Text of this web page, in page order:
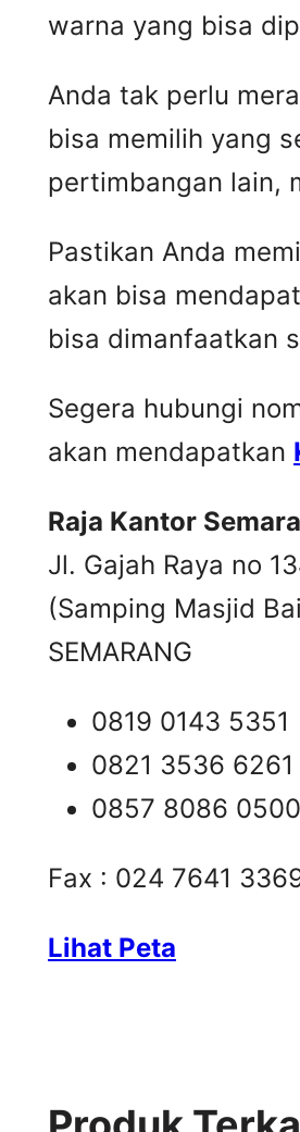
warna yang bisa
Anda tak perlu
bisa memilih yang
pertimbangan lain,
Pastikan Anda
akan bisa
bisa dimanfaatkan
Segera hubungi
akan mendapatkan
Raja Kantor
Jl. Gajah Raya no
(Samping Masjid
SEMARANG
0819 0143 5351
0821 3536 6261
0857 8086 0500
Fax : 024 7641
Lihat Peta